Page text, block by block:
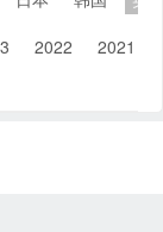
2022 2021